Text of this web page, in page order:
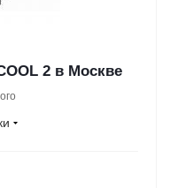
2 в Москве